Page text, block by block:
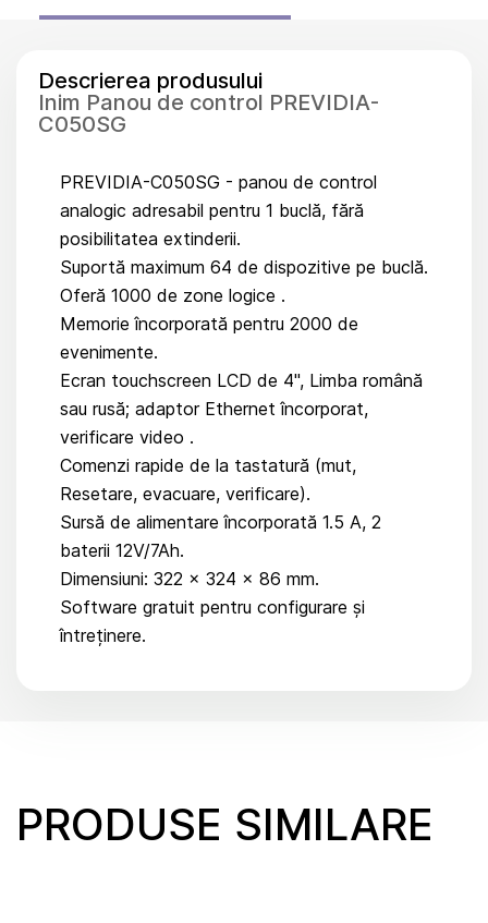
Descrierea produsului
Inim Panou de control PREVIDIA-
C050SG
PREVIDIA-C050SG - panou de control
analogic adresabil pentru 1 buclă, fără
posibilitatea extinderii.
Suportă maximum 64 de dispozitive pe buclă.
Oferă 1000 de zone logice .
Memorie încorporată pentru 2000 de
evenimente.
Ecran touchscreen LCD de 4", Limba română
sau rusă; adaptor Ethernet încorporat,
verificare video .
Comenzi rapide de la tastatură (mut,
Resetare, evacuare, verificare).
Sursă de alimentare încorporată 1.5 A, 2
baterii 12V/7Ah.
Dimensiuni: 322 x 324 x 86 mm.
Software gratuit pentru configurare și
întreținere.
PRODUSE SIMILARE